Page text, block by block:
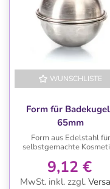
WUNSCHLISTE
Form für
65mm
Form aus Edelstahl für
selbstgemachte
9,12 €
MwSt. inkl. zzgl.